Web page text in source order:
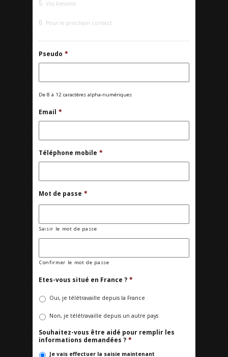
5 Vos besoins
6 Pour le prochain contact
Pseudo *
De 8 à 12 caractères alpha-numériques
Email *
Téléphone mobile *
Mot de passe *
Saisir le mot de passe
Confirmer le mot de passe
Etes-vous situé en France ? *
Oui, je télétravaille depuis la France
Non, je télétravaille depuis un autre pays
Souhaitez-vous être aidé pour remplir les
informations demandées ? *
Je vais effectuer la saisie maintenant